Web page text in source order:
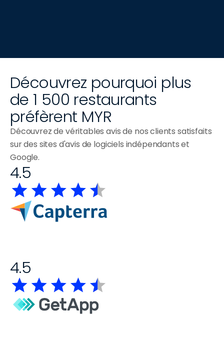
Découvrez pourquoi plus
de 1 500 restaurants
préfèrent MYR
Découvrez de véritables avis de nos clients satisfaits
sur des sites d'avis de logiciels indépendants et
Google.
4.5
4.5